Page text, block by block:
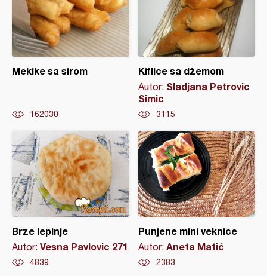
Mekike sa sirom
162030
Kiflice sa džemom
Autor: Sladjana Petrovic
Simic
3115
Brze lepinje
Autor: Vesna Pavlovic 271
4839
Punjene mini veknice
Autor: Aneta Matić
2383